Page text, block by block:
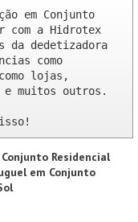
em Conjunto
com a Hidrotex
da dedetizadora
como
lojas,
muitos outros.
Residencial
em Conjunto